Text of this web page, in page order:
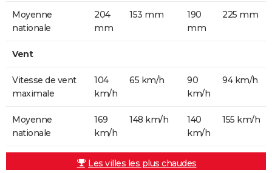
Moyenne
nationale
204
mm
153 mm
190
mm
225 mm
Vent
Vitesse de vent
maximale
104
km/h
65 km/h
90
km/h
94 km/h
Moyenne
nationale
169
km/h
148 km/h
140
km/h
155 km/h
Les villes les plus chaudes